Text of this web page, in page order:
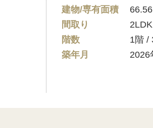
建物/専有面積
間取り
2LDK
階数
1階 /
築年月
2026